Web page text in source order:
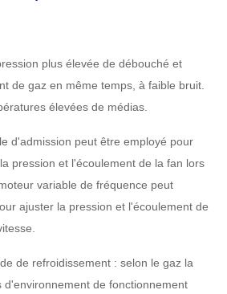
Refroidissement à l'air,
refroidissement par l'eau,
refroidissement à l'huile
HG785, DB685…
cône
plus élevée de débouché et
de gaz en même temps, à faible bruit.
élevées de médias.
d'admission peut être employé pour
pression et l'écoulement de la fan lors
variable de fréquence peut
ajuster la pression et l'écoulement de
de refroidissement : selon le gaz la
de fonctionnement